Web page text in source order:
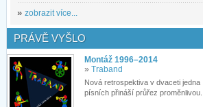
» zobrazit více...
PRÁVĚ VYŠLO
Montáž 1996–2014
» Traband
Nová retrospektiva v dvaceti jedna
písních přináší průřez proměnlivou...